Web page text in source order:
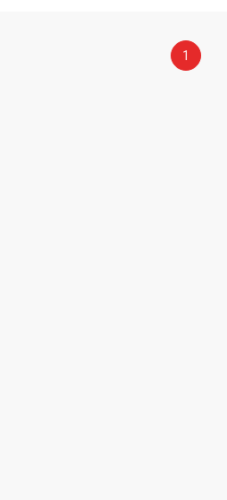
1